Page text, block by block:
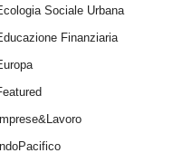
Sociale Urbana
Finanziaria
Imprese&Lavoro
IndoPacifico